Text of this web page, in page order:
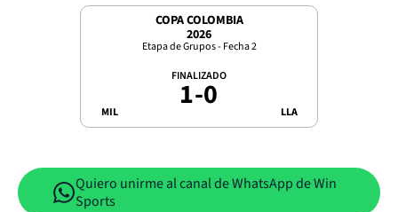
COPA COLOMBIA
2026
Etapa de Grupos - Fecha 2
MIL
FINALIZADO
1-0 LLA
Quiero unirme al canal de WhatsApp de Win
Sports